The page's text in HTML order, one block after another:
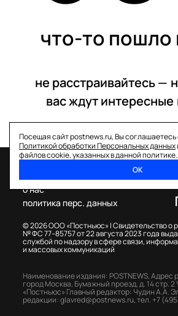
что-то пошло
не расстраивайтесь —
вас ждут интересные
Посещая сайт postnews.ru, Вы
Политикой обработки Персональных данных
файлов cookie, указанных в данной политике.
ОК
© 2026 ООО «Постньюс» |Свидетельство о
№ ФС 77–85757 от 22 августа 2023 года
службой по надзору в сфере связи,
и массовых коммуникаций
о нас
политика перс. данных
Наименование издания: POSTNEWS,Адрес
город Москва, Бумажный проезд, д. 14 стр. 2
«Постньюс» Главный редактор: Чудин А.А.
редакции:glavred@postnews.ru,тел. +7